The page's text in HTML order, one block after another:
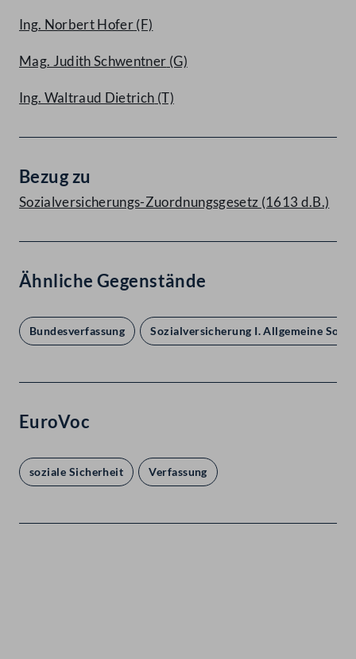
Ing. Norbert Hofer(F)
Mag. Judith Schwentner (G)
Ing. Waltraud Dietrich (T)
Bezug zu
Sozialversicherungs-Zuordnungsgesetz (1613 d.B.)
Ähnliche Gegenstände
Bundesverfassung Sozialversicherung I. Allgemeine
EuroVoc
soziale Sicherheit Verfassung